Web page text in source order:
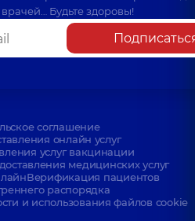
Будьте здоровы!
соглашение
онлайн услуг
услуг вакцинации
медицинских услуг
Верификация пациентов
распорядка
и использования файлов cookie